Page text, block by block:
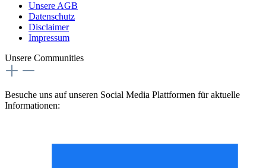
Unsere AGB
Datenschutz
Disclaimer
Impressum
Unsere Communities
Besuche uns auf unseren Social Media Plattformen für aktuelle
Informationen: